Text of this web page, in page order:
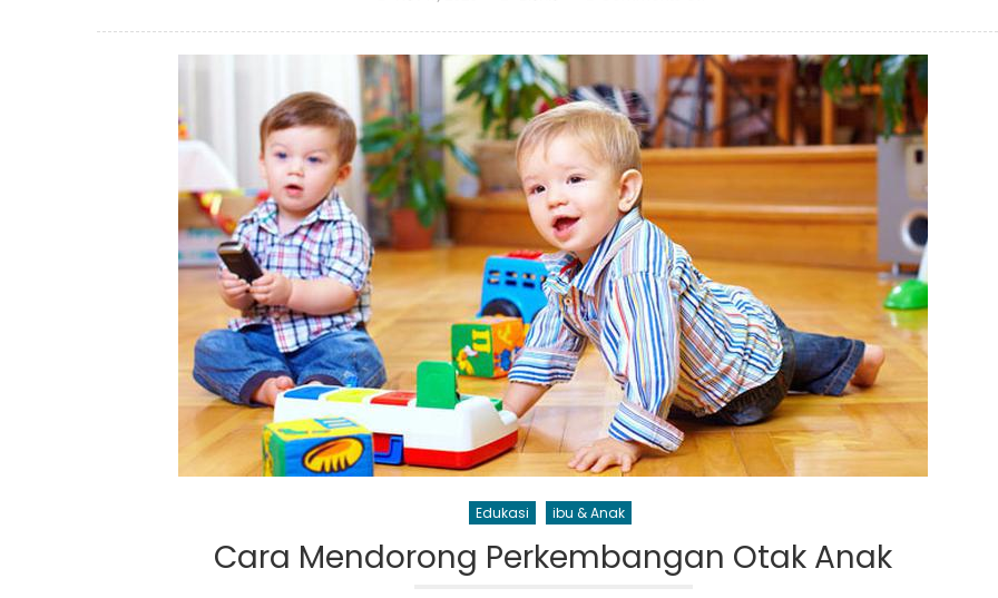
yang
Dipelajari
Pada
Jurusan
Sistem
Informasi
Edukasi ibu & Anak
Cara Mendorong Perkembangan Otak Anak